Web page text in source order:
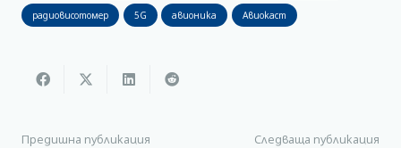
радиовисотомер 5G авионика Авиокаст
Предишна публикация Следваща публикация